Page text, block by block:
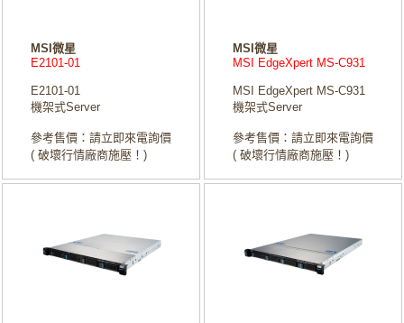
MSI微星
E2101-01
E2101-01
機架式Server
參考售價：請立即來電詢價
( 破壞行情廠商施壓！)
MSI微星
MSI EdgeXpert MS-C931
MSI EdgeXpert MS-C931
機架式Server
參考售價：請立即來電詢價
( 破壞行情廠商施壓！)